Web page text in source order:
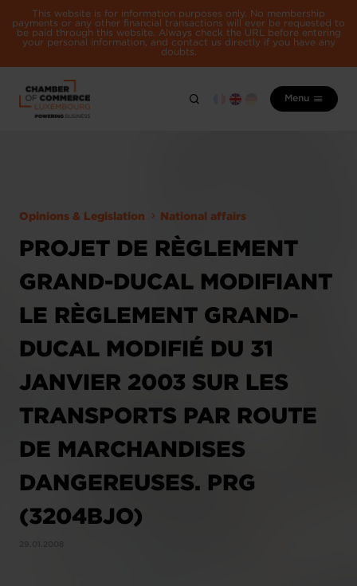
This website is for information purposes only. No membership
payments or any other financial transactions will ever be requested to
be paid through this website. Always check the URL before entering
your personal information, and contact us directly if you have any
doubts.
Menu
Opinions & Legislation National affairs
PROJET DE RÈGLEMENT
GRAND-DUCAL MODIFIANT
LE RÈGLEMENT GRAND-
DUCAL MODIFIÉ DU 31
JANVIER 2003 SUR LES
TRANSPORTS PAR ROUTE
DE MARCHANDISES
DANGEREUSES. PRG
(3204BJO)